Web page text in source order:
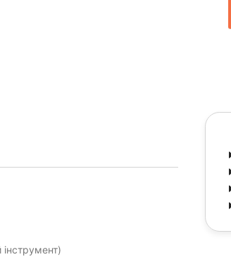
інструмент)